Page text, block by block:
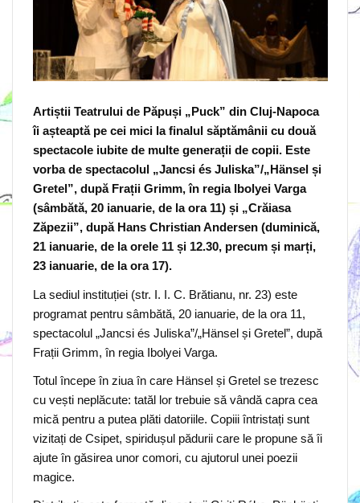
Artiștii Teatrului de Păpuși „Puck” din Cluj-Napoca
îi așteaptă pe cei mici la finalul săptămânii cu două
spectacole iubite de multe generații de copii. Este
vorba de spectacolul „Jancsi és Juliska”/„Hänsel și
Gretel”, după Frații Grimm, în regia Ibolyei Varga
(sâmbătă, 20 ianuarie, de la ora 11) și „Crăiasa
Zăpezii”, după Hans Christian Andersen (duminică,
21 ianuarie, de la orele 11 și 12.30, precum și marți,
23 ianuarie, de la ora 17).
La sediul instituției (str. I. I. C. Brătianu, nr. 23) este
programat pentru sâmbătă, 20 ianuarie, de la ora 11,
spectacolul „Jancsi és Juliska”/„Hänsel și Gretel”, după
Frații Grimm, în regia Ibolyei Varga.
Totul începe în ziua în care Hänsel și Gretel se trezesc
cu vești neplăcute: tatăl lor trebuie să vândă capra cea
mică pentru a putea plăti datoriile. Copiii întristați sunt
vizitați de Csipet, spiridușul pădurii care le propune să îi
ajute în găsirea unor comori, cu ajutorul unei poezii
magice.